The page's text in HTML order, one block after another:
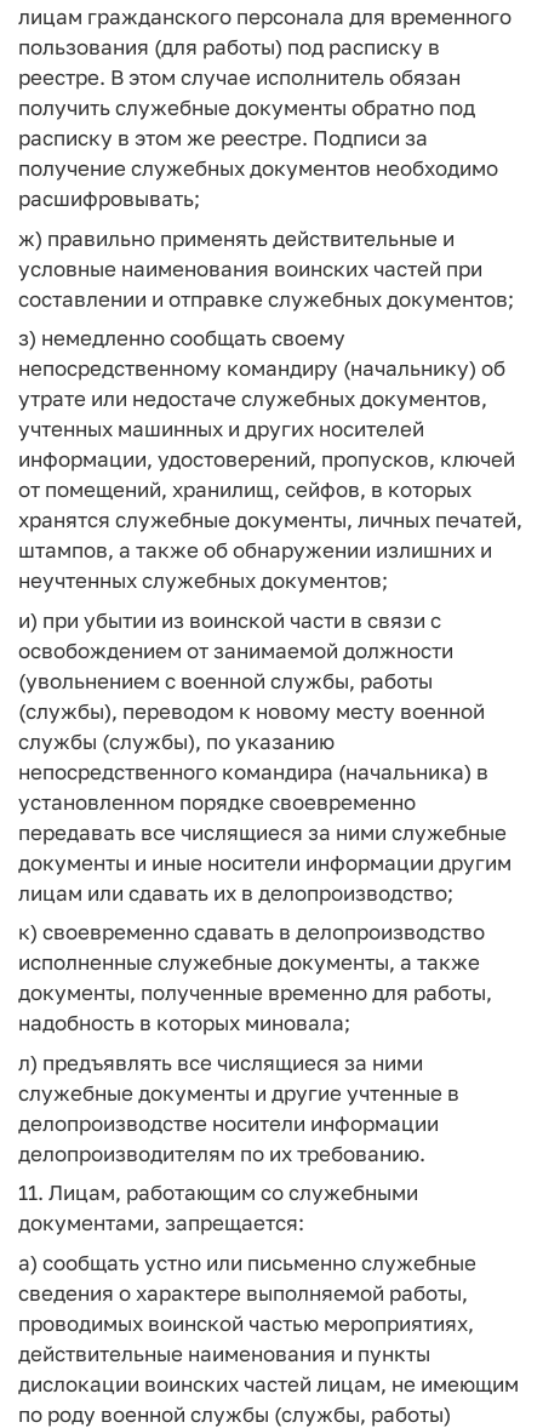
лицам гражданского персонала для временного
пользования (для работы) под расписку в
реестре. В этом случае исполнитель обязан
получить служебные документы обратно под
расписку в этом же реестре. Подписи за
получение служебных документов необходимо
расшифровывать;
ж) правильно применять действительные и
условные наименования воинских частей при
составлении и отправке служебных документов;
з) немедленно сообщать своему
непосредственному командиру (начальнику) об
утрате или недостаче служебных документов,
учтенных машинных и других носителей
информации, удостоверений, пропусков, ключей
от помещений, хранилищ, сейфов, в которых
хранятся служебные документы, личных печатей,
штампов, а также об обнаружении излишних и
неучтенных служебных документов;
и) при убытии из воинской части в связи с
освобождением от занимаемой должности
(увольнением с военной службы, работы
(службы), переводом к новому месту военной
службы (службы), по указанию
непосредственного командира (начальника) в
установленном порядке своевременно
передавать все числящиеся за ними служебные
документы и иные носители информации другим
лицам или сдавать их в делопроизводство;
к) своевременно сдавать в делопроизводство
исполненные служебные документы, а также
документы, полученные временно для работы,
надобность в которых миновала;
л) предъявлять все числящиеся за ними
служебные документы и другие учтенные в
делопроизводстве носители информации
делопроизводителям по их требованию.
11. Лицам, работающим со служебными
документами, запрещается:
а) сообщать устно или письменно служебные
сведения о характере выполняемой работы,
проводимых воинской частью мероприятиях,
действительные наименования и пункты
дислокации воинских частей лицам, не имеющим
по роду военной службы (службы, работы)